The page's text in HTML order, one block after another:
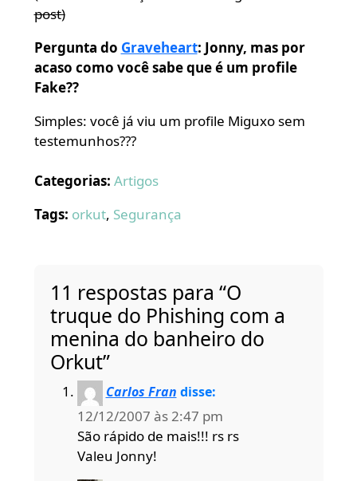
post)
Pergunta do Graveheart: Jonny, mas por
acaso como você sabe que é um profile
Fake??
Simples: você já viu um profile Miguxo sem
testemunhos???
Categorias: Artigos
Tags: orkut, Segurança
11 respostas para “O
truque do Phishing com a
menina do banheiro do
Orkut”
Carlos Fran disse:
12/12/2007 às 2:47 pm
São rápido de mais!!! rs rs
Valeu Jonny!